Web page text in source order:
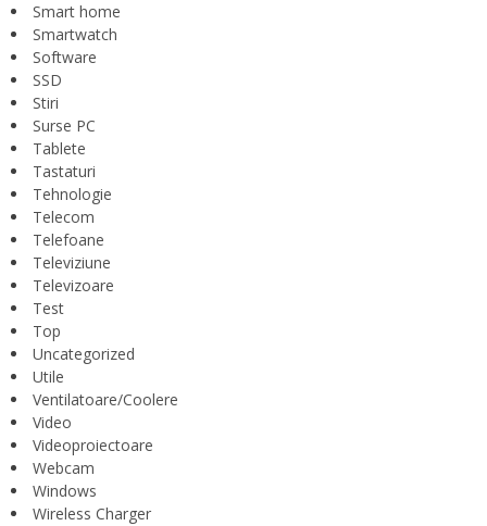
Smart home
Smartwatch
Software
SSD
Stiri
Surse PC
Tablete
Tastaturi
Tehnologie
Telecom
Telefoane
Televiziune
Televizoare
Test
Top
Uncategorized
Utile
Ventilatoare/Coolere
Video
Videoproiectoare
Webcam
Windows
Wireless Charger